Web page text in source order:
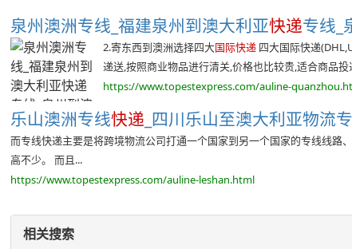
泉州澳洲专线_福建泉州到澳大利亚快递专线_
2.寄东西到澳洲选择四大国际快递 四大国际快递
递送,按照商业物品进行清关,价格也比较贵,适合商品投
https://www.topestexpress.com/auline-
乐山澳洲专线快递 _四川乐山至澳大利亚物流
而专线快递主要是将跨境物流公司打通一个国家到另一个国家的专线线
高不少。 而且...
https://www.topestexpress.com/auline-leshan.html
相关搜索